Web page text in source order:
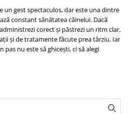
un gest spectaculos, dar este una dintre
constant sănătatea câinelui. Dacă
corect și păstrezi un ritm clar,
și de tratamente făcute prea târziu. Iar
pas nu este să ghicești, ci să alegi